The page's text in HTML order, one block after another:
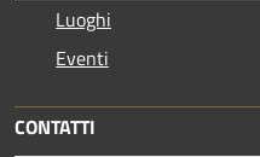
Luoghi
Eventi
CONTATTI